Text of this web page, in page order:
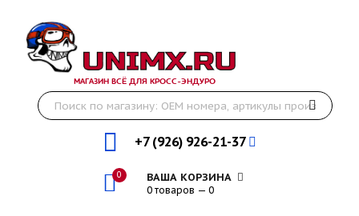
МАГАЗИН ВСЁ ДЛЯ КРОСС-ЭНДУРО
+7 (926) 926-21-37
0 ВАША КОРЗИНА
0 товаров — 0